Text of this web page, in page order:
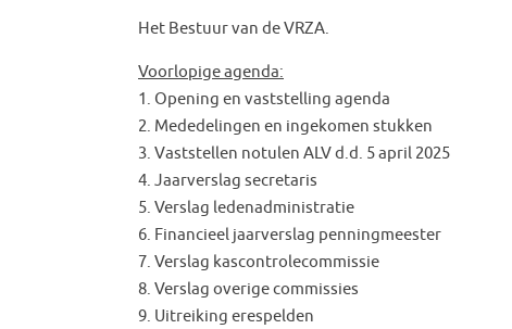
Het Bestuur van de VRZA.
Voorlopige agenda:
1. Opening en vaststelling agenda
2. Mededelingen en ingekomen stukken
3. Vaststellen notulen ALV d.d. 5 april 2025
4. Jaarverslag secretaris
5. Verslag ledenadministratie
6. Financieel jaarverslag penningmeester
7. Verslag kascontrolecommissie
8. Verslag overige commissies
9. Uitreiking erespelden